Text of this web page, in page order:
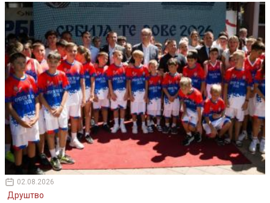
02.08.2026
Друштво